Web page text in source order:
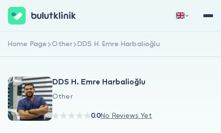
Sign Up Now Sign In
Home Page Other DDS H. Emre Harbalioğlu
DDS H. Emre Harbalioğlu
Other
0.0No Reviews Yet